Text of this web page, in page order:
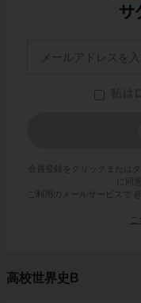
会員登録をクリックまたは
に同
ご利用のメールサービスで
高校世界史B